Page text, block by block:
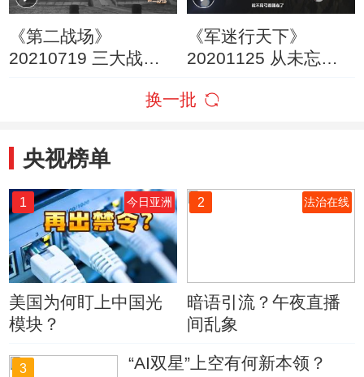
《第二战场》
20210719 三大战役
《军迷行天下》
20201125 从未忘却
换一批
央视榜单
1 今日亚洲
美国为何盯上中国光
模块？
2 法治在线
暗语引流？午夜直播
间乱象
3 “AI双星”上空有何新本领？